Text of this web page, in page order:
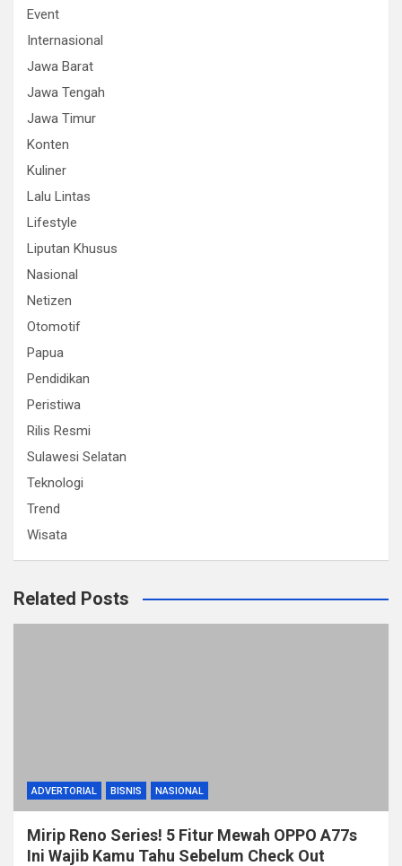
Event
Internasional
Jawa Barat
Jawa Tengah
Jawa Timur
Konten
Kuliner
Lalu Lintas
Lifestyle
Liputan Khusus
Nasional
Netizen
Otomotif
Papua
Pendidikan
Peristiwa
Rilis Resmi
Sulawesi Selatan
Teknologi
Trend
Wisata
Related Posts
ADVERTORIAL BISNIS NASIONAL
Mirip Reno Series! 5 Fitur Mewah OPPO A77s
Ini Wajib Kamu Tahu Sebelum Check Out